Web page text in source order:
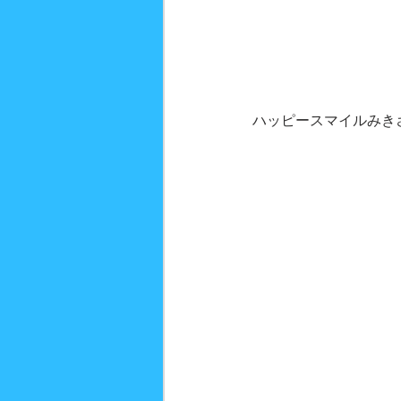
ハッピースマイルみき